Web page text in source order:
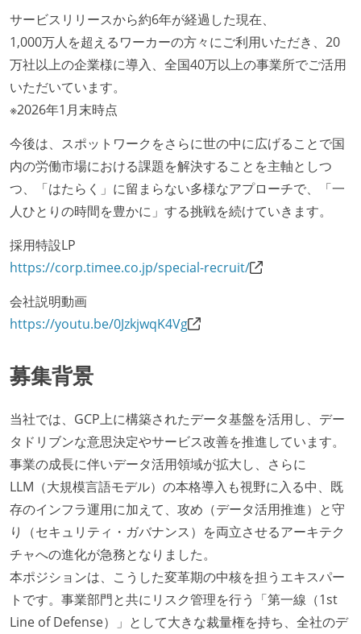
サービスリリースから約6年が経過した現在、
1,000万人を超えるワーカーの方々にご利用いただき、20
万社以上の企業様に導入、全国40万以上の事業所でご活用
いただいています。
※2026年1月末時点
今後は、スポットワークをさらに世の中に広げることで国
内の労働市場における課題を解決することを主軸としつ
つ、「はたらく」に留まらない多様なアプローチで、「一
人ひとりの時間を豊かに」する挑戦を続けていきます。
採用特設LP
https://corp.timee.co.jp/special-recruit/
会社説明動画
https://youtu.be/0JzkjwqK4Vg
募集背景
当社では、GCP上に構築されたデータ基盤を活用し、デー
タドリブンな意思決定やサービス改善を推進しています。
事業の成長に伴いデータ活用領域が拡大し、さらに
LLM（大規模言語モデル）の本格導入も視野に入る中、既
存のインフラ運用に加えて、攻め（データ活用推進）と守
り（セキュリティ・ガバナンス）を両立させるアーキテク
チャへの進化が急務となりました。
本ポジションは、こうした変革期の中核を担うエキスパー
トです。事業部門と共にリスク管理を行う「第一線（1st
Line of Defense）」として大きな裁量権を持ち、全社のデ